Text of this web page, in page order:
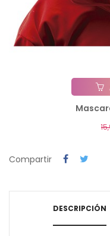
Compartir
DESCRIPCIÓN